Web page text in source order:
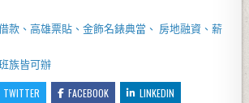
款、高雄票貼、金飾名錶典當、 房地融資、薪
族皆可辦
TWITTER FACEBOOK LINKEDIN